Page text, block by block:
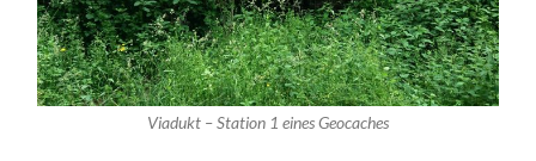
Viadukt – Station 1 eines Geocaches